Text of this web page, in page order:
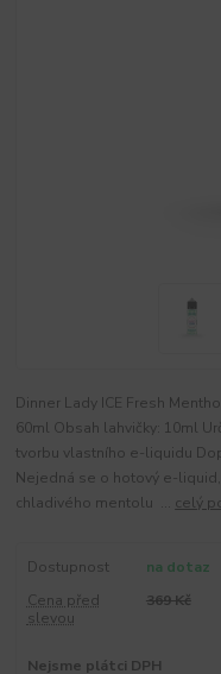
Dinner Lady ICE Fresh
60ml Obsah lahvičky: 10ml
tvorbu vlastního e-liquidu
Nejedná se o hotový e-
chladivého mentolu ... celý
Dostupnost
na dotaz
Cena před
slevou
369 Kč
Nejsme plátci DPH